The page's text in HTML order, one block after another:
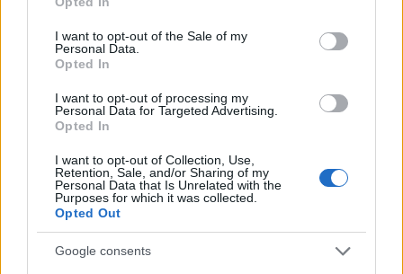
use your data for below specified purposes in below Google
consent section.
I want to opt-out of the Sale of my
Personal Data.
Opted In
I want to opt-out of processing my
Personal Data for Targeted Advertising.
Opted In
I want to opt-out of Collection, Use,
Retention, Sale, and/or Sharing of my
Personal Data that Is Unrelated with the
Purposes for which it was collected.
Opted Out
Google consents
biztonságot: megjavul a kapcsolatotok, ha a közös
otthonotokban éltek, de mi lenne, ha egyszer végre
fakanalat ragadnál a kezedbe?
Vízöntő (01. 21-02. 19.)Beülhetsz kolléganőiddel
egy hangulatos étterembe, de mivel érzékeny a
gyomrod, kerüld a zsíros falatokat, rokonaidnak
pedig főzz egy jó vacsorát.